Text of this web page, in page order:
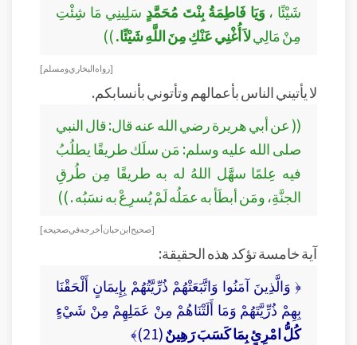
شَيْئًا ، وَيَا فَاطِمَةُ بِنْتَ مُحَمَّدٍ سَلِينِي مَا شِئْتِ
مِنْ مَالِيلاَ أُغْنِي عَنْكِ مِنَ اللَّهِ شَيْئًا.))
[ رواه البخاري ومسلم ]
لا يأتيني الناس بأعمالهم وتأتوني بأنسابكم.
(( عن أبي هريرة رضي الله عنه قال: قال النبي
صلى الله عليه وسلم: مَن سلَك طريقًا يطلُبُ
فيه عِلمًا سهَّل اللهُ له به طريقًا مِن طُرقِ
الجنَّةِ، ومَن أبطَأ به عمَلُه لَمْ يُسرِعْ به نسَبُه . ))
[ صحيح ابن حبان أخرجه في صحيحه ]
آية خامسة تؤكد هذه الحقيقة:
﴿ وَالَّذِينَ آمَنُوا وَاتَّبَعَتْهُمْ ذُرِّيَّتُهُمْ بِإِيمَانٍ أَلْحَقْنَا
بِهِمْ ذُرِّيَّتَهُمْ وَمَا أَلَتْنَاهُمْ مِنْ عَمَلِهِمْ مِنْ شَيْءٍ
كُلُّ امْرِئٍ بِمَا كَسَبَ رَهِينٌ(21)﴾